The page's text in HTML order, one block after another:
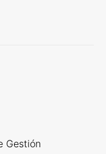
Gestión